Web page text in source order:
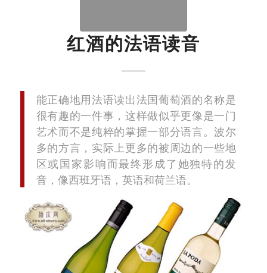
红酒的法语读音
能正确地用法语读出法国葡萄酒的名称是
很有趣的一件事，这样做似乎更像是一门
艺术而不是纯粹的掌握一部分语言。波尔
多的方言，实际上更多的被周边的一些地
区或国家影响而最终形成了她独特的发
音，像西班牙语，英语和荷兰语。